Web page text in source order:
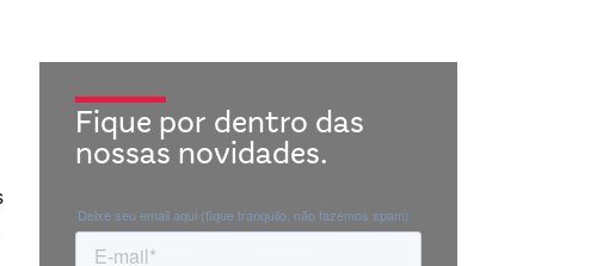
Fique por dentro das
nossas novidades.